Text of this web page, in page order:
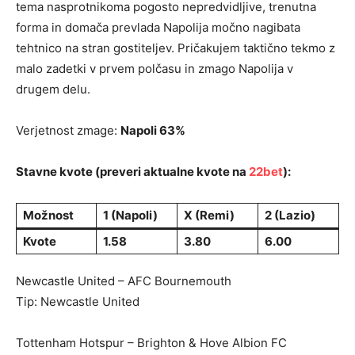
tema nasprotnikoma pogosto nepredvidljive, trenutna
forma in domača prevlada Napolija močno nagibata
tehtnico na stran gostiteljev. Pričakujem taktično tekmo z
malo zadetki v prvem polčasu in zmago Napolija v
drugem delu.
Verjetnost zmage: Napoli 63%
Stavne kvote (preveri aktualne kvote na 22bet):
Možnost 1 (Napoli) X (Remi)
2 (Lazio)
Kvote
1.58 3.80 6.00
Newcastle United – AFC Bournemouth
Tip: Newcastle United
Tottenham Hotspur – Brighton & Hove Albion FC